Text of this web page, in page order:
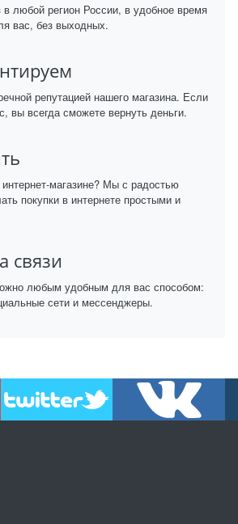
любой регион России, в удобное время
вас, без выходных.
репутацией нашего магазина. Если
вы всегда сможете вернуть деньги.
магазине? Мы с радостью
покупки в интернете простыми и
связи
любым удобным для вас способом:
сети и мессенджеры.